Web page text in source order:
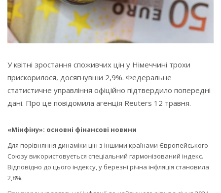
У квітні зростання споживчих цін у Німеччині трохи
прискорилося, досягнувши 2,9%. Федеральне
статистичне управління офіційно підтвердило попередні
дані. Про це повідомила агенція Reuters 12 травня.
«Мінфіну»: основні фінансові новини
Для порівняння динаміки цін з іншими країнами Європейського
Союзу використовується спеціальний гармонізований індекс.
Відповідно до цього індексу, у березні річна інфляція становила
2,8%.